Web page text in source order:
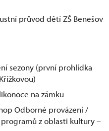
průvod dětí ZŠ Benešov
sezony (první prohlídka
na zámku
Odborné provázení /
z oblasti kultury –